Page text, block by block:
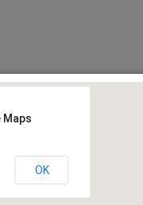
Maps
OK